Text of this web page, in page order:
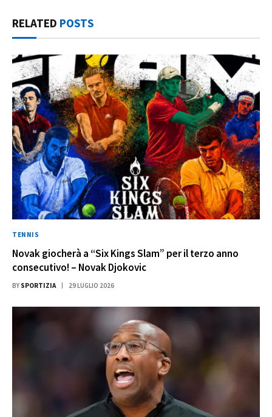
RELATED POSTS
TENNIS
Novak giocherà a “Six Kings Slam” per il terzo anno
consecutivo! – Novak Djokovic
BY SPORTIZIA 29 LUGLIO 2026